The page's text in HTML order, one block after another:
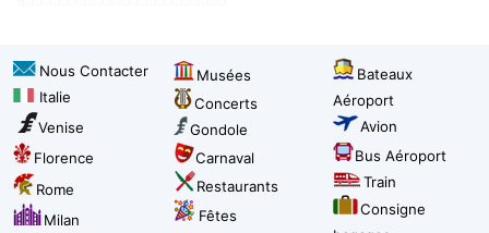
Nous Contacter
Italie
Venise
Florence
Rome
Milan
Musées
Concerts
Gondole
Carnaval
Restaurants
Fêtes
Bateaux
Aéroport
Avion
Bus Aéroport
Train
Consigne